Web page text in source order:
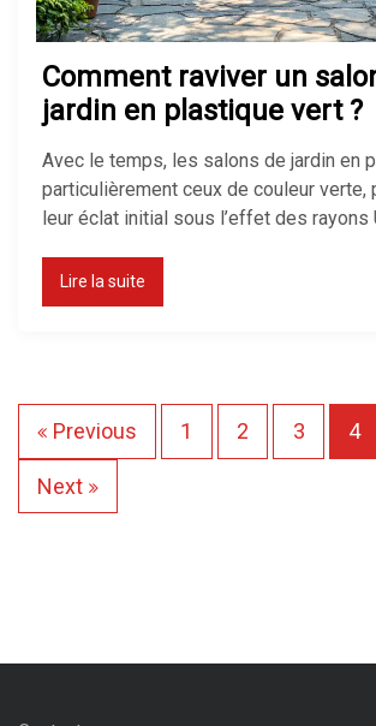
Comment raviver un
jardin en plastique vert ?
Avec le temps, les salons de jardin en
particulièrement ceux de couleur verte,
leur éclat initial sous l’effet des rayons
Lire la suite
Previous 1 2 3 4
Next